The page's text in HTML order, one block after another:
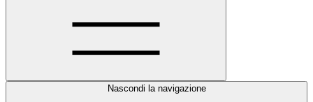
Nascondi la navigazione